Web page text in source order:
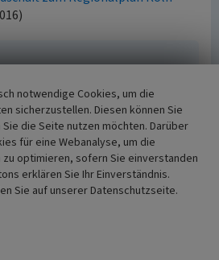
Rheinland (Hrsg.)
Kulturlandschaft zum
S. 378, Köln.
nördlich Bensberg
Regionalplan Köln
notwendige Cookies, um die
sicherzustellen. Diesen können Sie
die Seite nutzen möchten. Darüber
für eine Webanalyse, um die
optimieren, sofern Sie einverstanden
erklären Sie Ihr Einverständnis.
Sie auf unserer Datenschutzseite.